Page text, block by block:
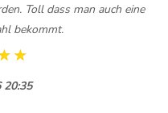
Toll dass man auch eine
bekommt.
20:35